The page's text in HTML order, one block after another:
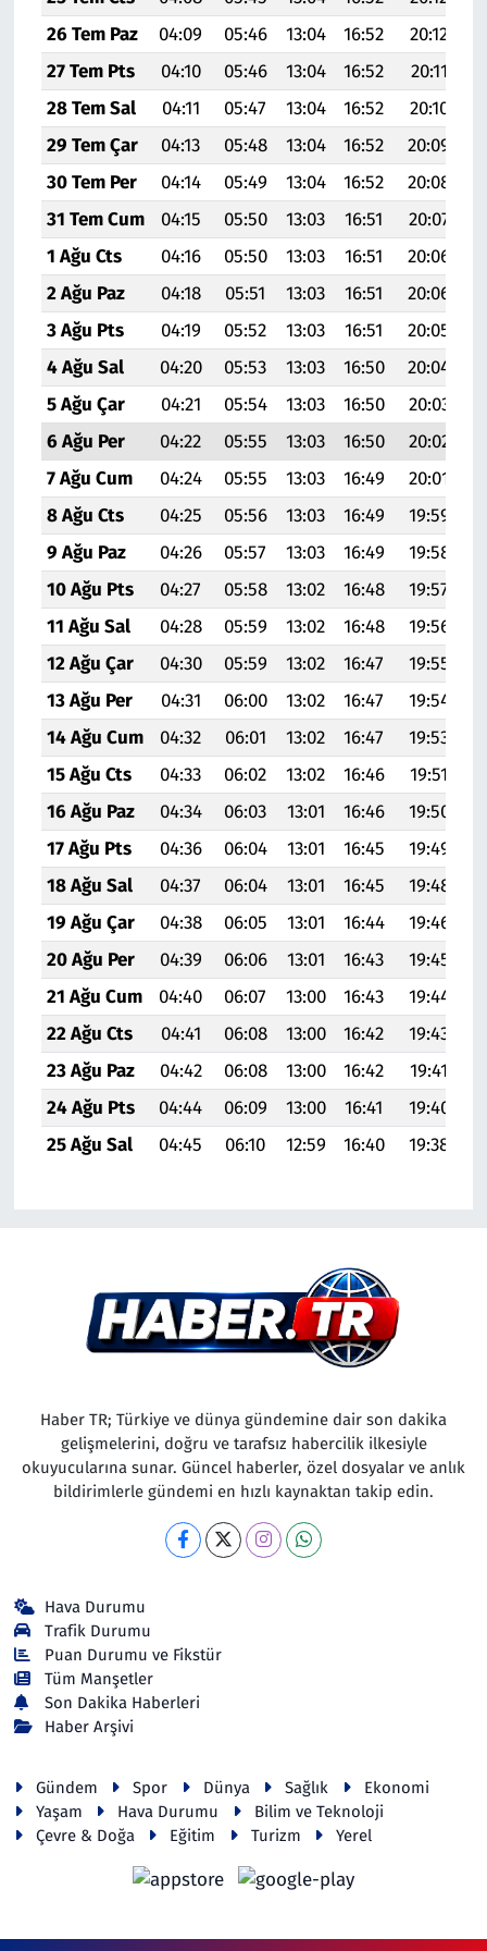
26 Tem Paz
04:09 05:46 13:04 16:52 20:12
27 Tem Pts
04:10 05:46 13:04 16:52 20:11
28 Tem Sal
04:11 05:47 13:04 16:52 20:10
29 Tem Çar
04:13 05:48 13:04 16:52 20:09
30 Tem Per
04:14 05:49 13:04 16:52 20:08
31 Tem Cum
04:15 05:50 13:03 16:51 20:07
1 Ağu Cts
04:16 05:50 13:03 16:51 20:06
2 Ağu Paz
04:18 05:51 13:03 16:51 20:06
3 Ağu Pts
04:19 05:52 13:03 16:51 20:05
4 Ağu Sal
04:20 05:53 13:03 16:50 20:04
5 Ağu Çar
04:21 05:54 13:03 16:50 20:03
6 Ağu Per
04:22 05:55 13:03 16:50 20:02
7 Ağu Cum
04:24 05:55 13:03 16:49 20:01
8 Ağu Cts
04:25 05:56 13:03 16:49 19:59
9 Ağu Paz
04:26 05:57 13:03 16:49 19:58
10 Ağu Pts
04:27 05:58 13:02 16:48 19:57
11 Ağu Sal
04:28 05:59 13:02 16:48 19:56
12 Ağu Çar
04:30 05:59 13:02 16:47 19:55
13 Ağu Per
04:31 06:00 13:02 16:47 19:54
14 Ağu Cum
04:32 06:01 13:02 16:47 19:53
15 Ağu Cts
04:33 06:02 13:02 16:46 19:51
16 Ağu Paz
04:34 06:03 13:01 16:46 19:50
17 Ağu Pts
04:36 06:04 13:01 16:45 19:49
18 Ağu Sal
04:37 06:04 13:01 16:45 19:48
19 Ağu Çar
04:38 06:05 13:01 16:44 19:46
20 Ağu Per
04:39 06:06 13:01 16:43 19:45
21 Ağu Cum
04:40 06:07 13:00 16:43 19:44
22 Ağu Cts
04:41 06:08 13:00 16:42 19:43
23 Ağu Paz
04:42 06:08 13:00 16:42 19:41
24 Ağu Pts
04:44 06:09 13:00 16:41 19:40
25 Ağu Sal
04:45 06:10 12:59 16:40 19:38
Haber TR; Türkiye ve dünya gündemine dair son dakika
gelişmelerini, doğru ve tarafsız habercilik ilkesiyle
okuyucularına sunar. Güncel haberler, özel dosyalar ve anlık
bildirimlerle gündemi en hızlı kaynaktan takip edin.
Hava Durumu
Trafik Durumu
Puan Durumu ve Fikstür
Tüm Manşetler
Son Dakika Haberleri
Haber Arşivi
Gündem Spor Dünya Sağlık
Ekonomi
Yaşam
Hava Durumu
Bilim ve Teknoloji
Çevre & Doğa
Eğitim Turizm Yerel